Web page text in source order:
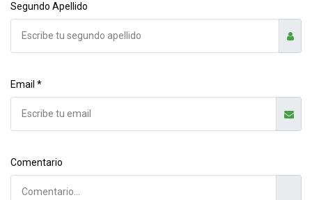
Segundo Apellido
Email *
Comentario